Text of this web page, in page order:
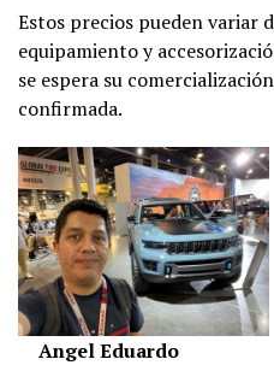
Estos precios pueden variar
equipamiento y
se espera su
confirmada.
Angel Eduardo